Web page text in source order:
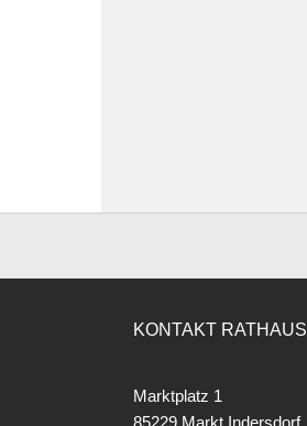
KONTAKT RATHAUS
Marktplatz 1
85229 Markt Indersdorf